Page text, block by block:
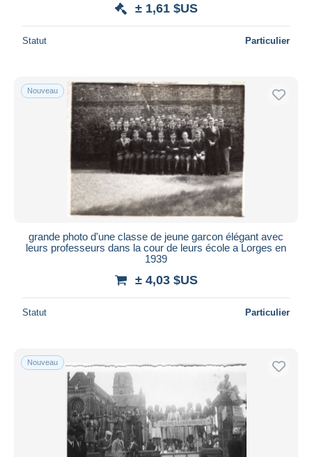
± 1,61 $US
Statut Particulier
Nouveau
grande photo d'une classe de jeune garcon élégant avec
leurs professeurs dans la cour de leurs école a Lorges en
1939
± 4,03 $US
Statut Particulier
Nouveau